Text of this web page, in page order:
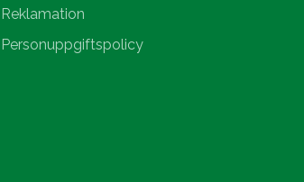
Reklamation
Personuppgiftspolicy